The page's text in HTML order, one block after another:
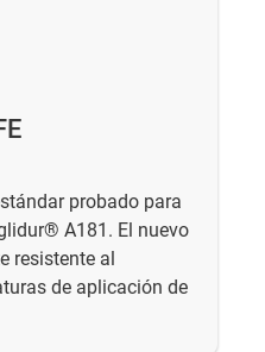
probado para
A181. El nuevo
resistente al
de aplicación de